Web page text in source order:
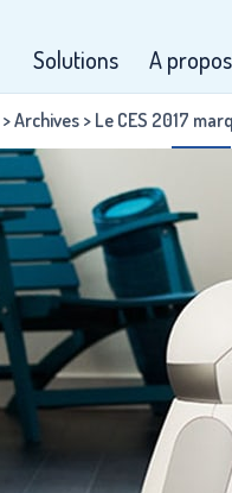
Solutions A propos
>Archives > Le CES 2017